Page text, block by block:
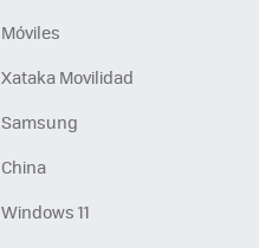
Móviles
Xataka Movilidad
Samsung
China
Windows 11